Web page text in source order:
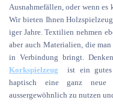
Ausnahmefällen, oder wenn
Wir bieten Ihnen
iger Jahre. Textilien nehmen
aber auch Materialien, die
in Verbindung bringt.
Korkspielzeug ist ein gutes
haptisch eine ganz
aussergewöhnlich zu nutzen